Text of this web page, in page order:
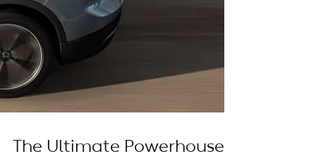
The Ultimate Powerhouse